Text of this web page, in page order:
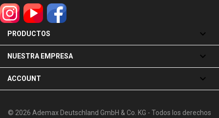
PRODUCTOS 
NUESTRA EMPRESA 
ACCOUNT 
© 2026 Ademax Deutschland GmbH & Co. KG - Todos los derechos